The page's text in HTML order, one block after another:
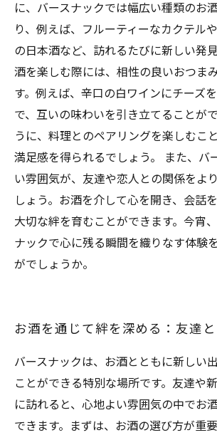
に、バースナックでは幅広い種類のお
り、例えば、フルーティーなカクテル
の日本酒など、訪れるたびに新しい発
酒を楽しむ際には、相性の良いおつま
す。例えば、辛口の白ワインにチーズ
で、互いの味わいを引き立てることが
うに、料理とのペアリングを楽しむこ
満足感を得られるでしょう。 また、バ
い雰囲気が、友達や恋人との関係をよ
しょう。お酒を介して心を開き、会話
大切な絆を育むことができます。今宵
ナックで心に残る瞬間を織りなす体験
がでしょうか。
お酒を通じて絆を深める：友達
バースナックは、お酒とともに新しい
ことができる特別な場所です。友達や
に訪れると、心地よい雰囲気の中でお
できます。まずは、お酒の選び方が重